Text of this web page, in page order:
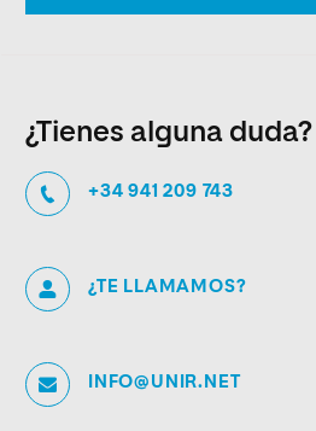
¿Tienes alguna duda?
+34 941 209 743
¿TE LLAMAMOS?
INFO@UNIR.NET